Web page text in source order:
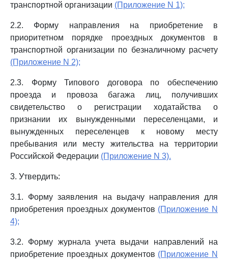
транспортной организации (Приложение N 1);
2.2. Форму направления на приобретение в
приоритетном порядке проездных документов в
транспортной организации по безналичному расчету
(Приложение N 2);
2.3. Форму Типового договора по обеспечению
проезда и провоза багажа лиц, получивших
свидетельство о регистрации ходатайства о
признании их вынужденными переселенцами, и
вынужденных переселенцев к новому месту
пребывания или месту жительства на территории
Российской Федерации (Приложение N 3).
3. Утвердить:
3.1. Форму заявления на выдачу направления для
приобретения проездных документов (Приложение N
4);
3.2. Форму журнала учета выдачи направлений на
приобретение проездных документов (Приложение N